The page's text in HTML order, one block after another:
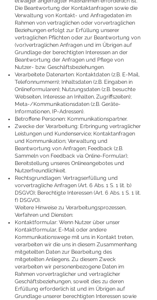
Die Beantwortung der Kontaktanfragen sowie die
Verwaltung von Kontakt- und Anfragedaten im
Rahmen von vertraglichen oder vorvertraglichen
Beziehungen erfolgt zur Erfüllung unserer
vertraglichen Pflichten oder zur Beantwortung von
(vor)vertraglichen Anfragen und im Übrigen auf
Grundlage der berechtigten Interessen an der
Beantwortung der Anfragen und Pflege von
Nutzer- bzw. Geschäftsbeziehungen.
Verarbeitete Datenarten: Kontaktdaten (z.B. E-Mail,
Telefonnummern); Inhaltsdaten (z.B. Eingaben in
Onlineformularen); Nutzungsdaten (z.B. besuchte
Webseiten, Interesse an Inhalten, Zugriffszeiten);
Meta-/Kommunikationsdaten (z.B. Geräte-
Informationen, IP-Adressen).
Betroffene Personen: Kommunikationspartner.
Zwecke der Verarbeitung: Erbringung vertraglicher
Leistungen und Kundenservice; Kontaktanfragen
und Kommunikation; Verwaltung und
Beantwortung von Anfragen; Feedback (z.B.
Sammeln von Feedback via Online-Formular);
Bereitstellung unseres Onlineangebotes und
Nutzerfreundlichkeit.
Rechtsgrundlagen: Vertragserfüllung und
vorvertragliche Anfragen (Art. 6 Abs. 1 S. 1 lit. b)
DSGVO); Berechtigte Interessen (Art. 6 Abs. 1 S. 1 lit.
f) DSGVO).
Weitere Hinweise zu Verarbeitungsprozessen,
Verfahren und Diensten:
Kontaktformular: Wenn Nutzer über unser
Kontaktformular, E-Mail oder andere
Kommunikationswege mit uns in Kontakt treten,
verarbeiten wir die uns in diesem Zusammenhang
mitgeteilten Daten zur Bearbeitung des
mitgeteilten Anliegens. Zu diesem Zweck
verarbeiten wir personenbezogene Daten im
Rahmen vorvertraglicher und vertraglicher
Geschäftsbeziehungen, soweit dies zu deren
Erfüllung erforderlich ist und im Übrigen auf
Grundlage unserer berechtigten Interessen sowie